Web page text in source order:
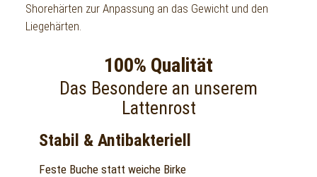
Shorehärten zur Anpassung an das Gewicht und den
Liegehärten.
100% Qualität
Das Besondere an unserem
Lattenrost
Stabil & Antibakteriell
Feste Buche statt weiche Birke